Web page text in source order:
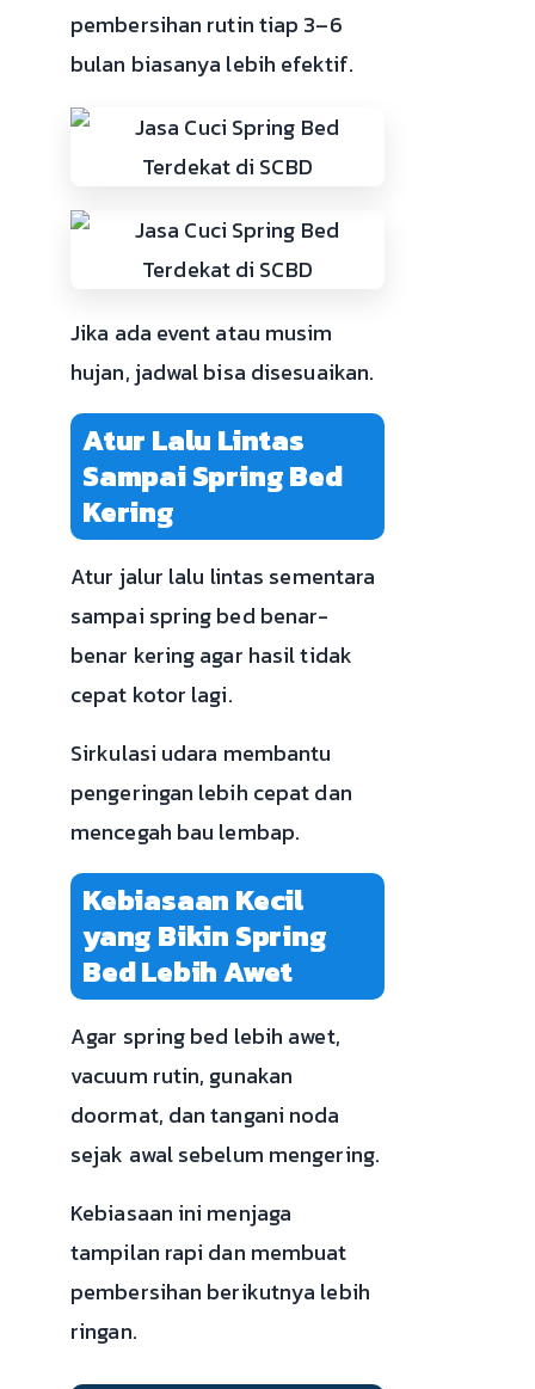
pembersihan rutin tiap 3–6
bulan biasanya lebih efektif.
Jika ada event atau musim
hujan, jadwal bisa disesuaikan.
Atur Lalu Lintas
Sampai Spring Bed
Kering
Atur jalur lalu lintas sementara
sampai spring bed benar-
benar kering agar hasil tidak
cepat kotor lagi.
Sirkulasi udara membantu
pengeringan lebih cepat dan
mencegah bau lembap.
Kebiasaan Kecil
yang Bikin Spring
Bed Lebih Awet
Agar spring bed lebih awet,
vacuum rutin, gunakan
doormat, dan tangani noda
sejak awal sebelum mengering.
Kebiasaan ini menjaga
tampilan rapi dan membuat
pembersihan berikutnya lebih
ringan.